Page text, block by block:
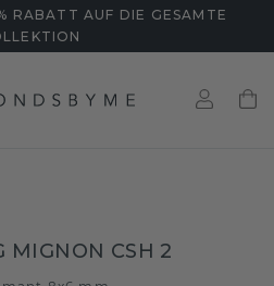
RABATT AUF DIE GESAMTE
MIGNON CSH 2